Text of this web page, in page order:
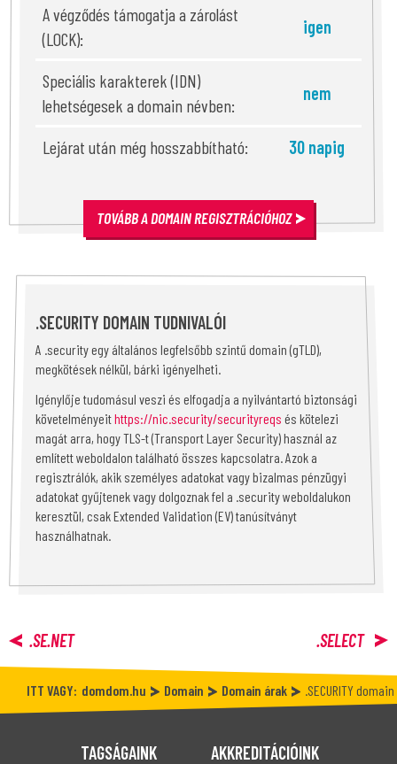
A végződés támogatja a zárolást
(LOCK):
igen
Speciális karakterek (IDN)
lehetségesek a domain névben:
nem
Lejárat után még hosszabbítható: 30 napig
TOVÁBB A DOMAIN REGISZTRÁCIÓHOZ
.SECURITY DOMAIN TUDNIVALÓI
A .security egy általános legfelsőbb szintű domain (gTLD),
megkötések nélkül, bárki igényelheti.
Igénylője tudomásul veszi és elfogadja a nyilvántartó biztonsági
követelményeithttps://nic.security/securityreqs és kötelezi
magát arra, hogy TLS-t (Transport Layer Security) használ az
említett weboldalon található összes kapcsolatra. Azok a
regisztrálók, akik személyes adatokat vagy bizalmas pénzügyi
adatokat gyűjtenek vagy dolgoznak fel a .security weboldalukon
keresztül, csak Extended Validation (EV) tanúsítványt
használhatnak.
.SE.NET .SELECT
ITT VAGY: domdom.hu Domain Domain árak .SECURITY
TAGSÁGAINK AKKREDITÁCIÓINK